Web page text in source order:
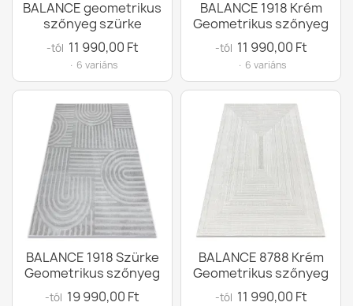
BALANCE geometrikus
szőnyeg szürke
-tól 11 990,00 Ft
· 6 variáns
BALANCE 1918 Krém
Geometrikus szőnyeg
-tól 11 990,00 Ft
· 6 variáns
BALANCE 1918 Szürke
Geometrikus szőnyeg
-tól 19 990,00 Ft
BALANCE 8788 Krém
Geometrikus szőnyeg
-tól 11 990,00 Ft